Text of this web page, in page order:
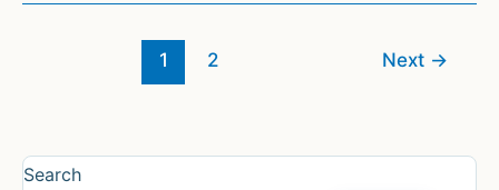
del
1 2 Next →
Search